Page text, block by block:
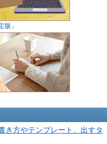
版」
き方やテンプレート、出すタ